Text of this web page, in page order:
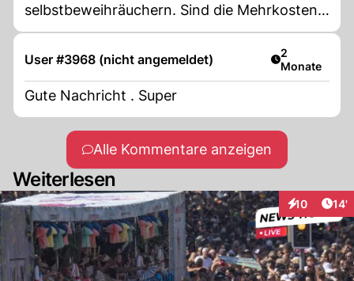
selbstbeweihräuchern. Sind die Mehrkosten
schon berechnet?
User #3968 (nicht angemeldet) Artikel
2
Monate
Gute Nachricht . Super
Alle Kommentare anzeigen
Weiterlesen
10
Interaktionen
14'